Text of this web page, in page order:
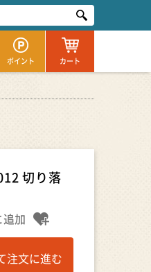
ポイント カート
切り落
加
注文に進む